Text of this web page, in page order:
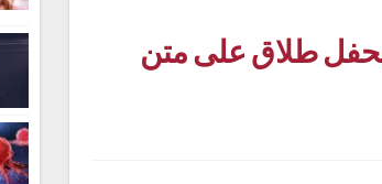
بحفل طلاق على متن